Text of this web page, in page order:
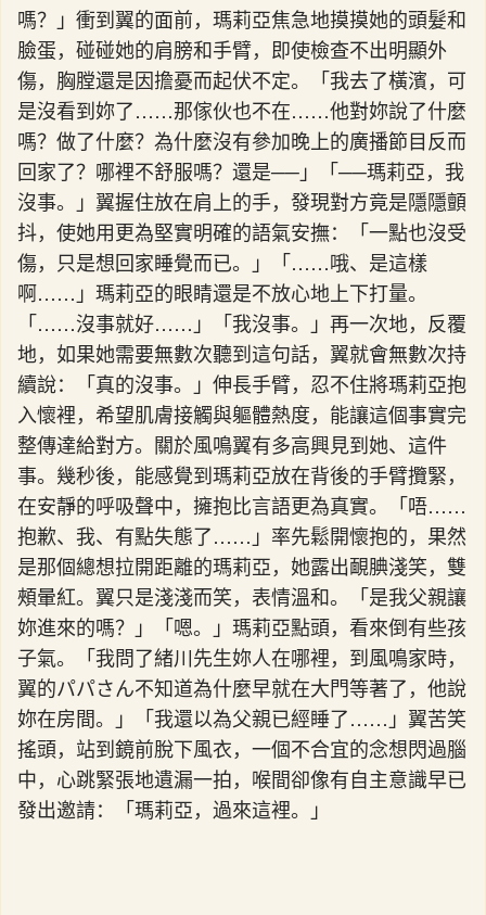
嗎？」衝到翼的面前，瑪莉亞焦急地摸摸她的頭髮和
臉蛋，碰碰她的肩膀和手臂，即使檢查不出明顯外
傷，胸膛還是因擔憂而起伏不定。「我去了橫濱，可
是沒看到妳了……那傢伙也不在……他對妳說了什麼
嗎？做了什麼？為什麼沒有參加晚上的廣播節目反而
回家了？哪裡不舒服嗎？還是──」「──瑪莉亞，我
沒事。」翼握住放在肩上的手，發現對方竟是隱隱顫
抖，使她用更為堅實明確的語氣安撫：「一點也沒受
傷，只是想回家睡覺而已。」「……哦、是這樣
啊……」瑪莉亞的眼睛還是不放心地上下打量。
「……沒事就好……」「我沒事。」再一次地，反覆
地，如果她需要無數次聽到這句話，翼就會無數次持
續說：「真的沒事。」伸長手臂，忍不住將瑪莉亞抱
入懷裡，希望肌膚接觸與軀體熱度，能讓這個事實完
整傳達給對方。關於風鳴翼有多高興見到她、這件
事。幾秒後，能感覺到瑪莉亞放在背後的手臂攬緊，
在安靜的呼吸聲中，擁抱比言語更為真實。「唔……
抱歉、我、有點失態了……」率先鬆開懷抱的，果然
是那個總想拉開距離的瑪莉亞，她露出靦腆淺笑，雙
頰暈紅。翼只是淺淺而笑，表情溫和。「是我父親讓
妳進來的嗎？」「嗯。」瑪莉亞點頭，看來倒有些孩
子氣。「我問了緒川先生妳人在哪裡，到風鳴家時，
翼的パパさん不知道為什麼早就在大門等著了，他說
妳在房間。」「我還以為父親已經睡了……」翼苦笑
搖頭，站到鏡前脫下風衣，一個不合宜的念想閃過腦
中，心跳緊張地遺漏一拍，喉間卻像有自主意識早已
發出邀請：「瑪莉亞，過來這裡。」